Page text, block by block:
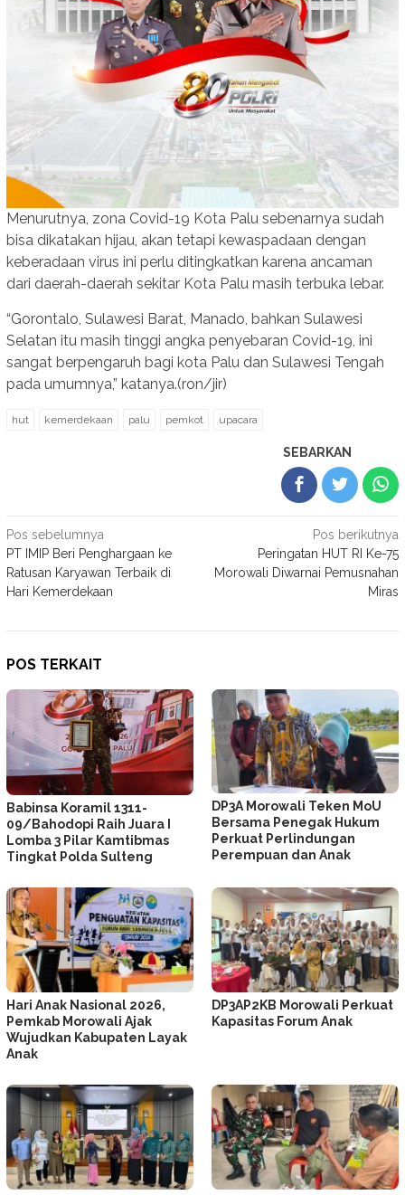
Menurutnya, zona Covid-19 Kota Palu sebenarnya sudah
bisa dikatakan hijau, akan tetapi kewaspadaan dengan
keberadaan virus ini perlu ditingkatkan karena ancaman
dari daerah-daerah sekitar Kota Palu masih terbuka lebar.
“Gorontalo, Sulawesi Barat, Manado, bahkan Sulawesi
Selatan itu masih tinggi angka penyebaran Covid-19, ini
sangat berpengaruh bagi kota Palu dan Sulawesi Tengah
pada umumnya,” katanya.(ron/jir)
hut kemerdekaan palu pemkot upacara
SEBARKAN
Navigasi
pos
Pos sebelumnya
PT IMIP Beri Penghargaan ke
Ratusan Karyawan Terbaik di
Hari Kemerdekaan
Pos berikutnya
Peringatan HUT RI Ke-75
Morowali Diwarnai Pemusnahan
Miras
POS TERKAIT
Babinsa Koramil 1311-
09/Bahodopi Raih Juara I
Lomba 3 Pilar Kamtibmas
Tingkat Polda Sulteng
DP3A Morowali Teken MoU
Bersama Penegak Hukum
Perkuat Perlindungan
Perempuan dan Anak
Hari Anak Nasional 2026,
Pemkab Morowali Ajak
Wujudkan Kabupaten Layak
Anak
DP3AP2KB Morowali Perkuat
Kapasitas Forum Anak